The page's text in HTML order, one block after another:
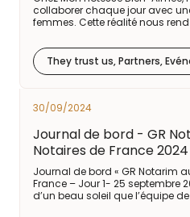
collaborer chaque jour avec
femmes. Cette réalité nous
They trust us, Partners,
30/09/2024
Journal de bord - GR
Notaires de France 2024
Journal de bord « GR Notarim
France – Jour 1- 25 septembre
d’un beau soleil que l’équipe de